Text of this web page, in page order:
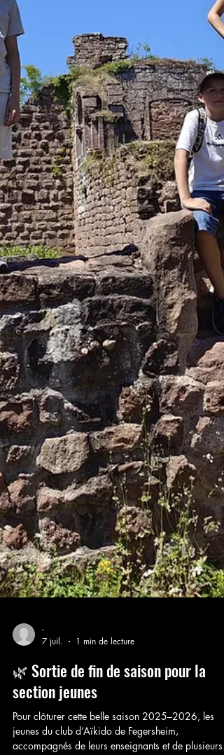
7 juil.
1 min de lecture
🌿 Sortie de fin de saison pour la
section jeunes
Pour clôturer cette belle saison 2025–2026, les